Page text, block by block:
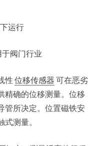
运行
阀门行业
性 位移传感器 可在恶劣
精确的位移测量。位移
管所决定。位置磁铁安
测量。